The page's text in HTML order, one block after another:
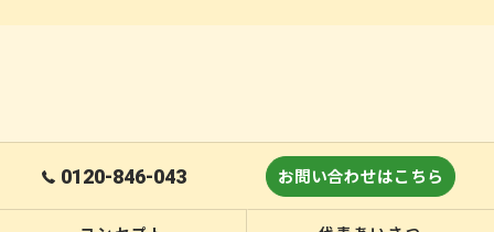
0120-846-043 お問い合わせはこちら